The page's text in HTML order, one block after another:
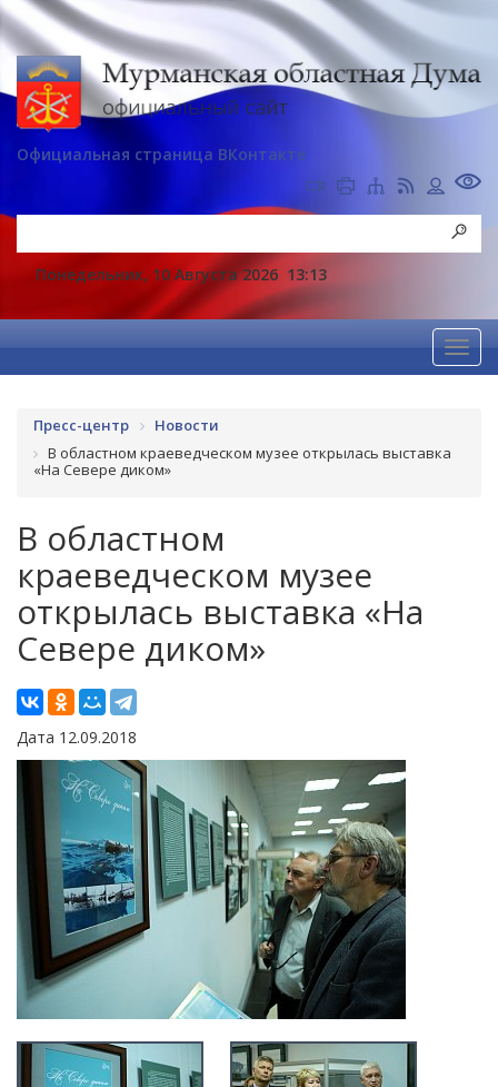
Официальная страница ВКонтакте
Понедельник, 10 Августа 2026 13:13
Пресс-центр
Новости
В областном краеведческом музее открылась выставка
«На Севере диком»
В областном
краеведческом музее
открылась выставка «На
Севере диком»
Дата 12.09.2018